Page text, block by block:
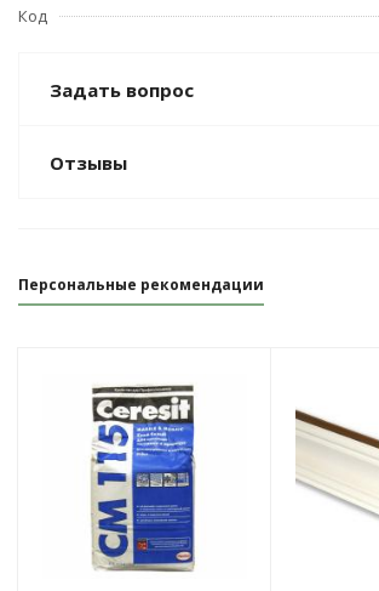
Код
Задать вопрос
Отзывы
Персональные рекомендации